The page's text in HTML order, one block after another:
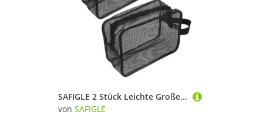
SAFIGLE 2 Stück Leichte Große Mesh Waschbeutel mit Praktischem Tragegriff Schnelltrocknend und Geräumig Kulturtaschen für Reisen Fitnessstudio Camping und Badezimmeraufbewahrung
von SAFIGLE